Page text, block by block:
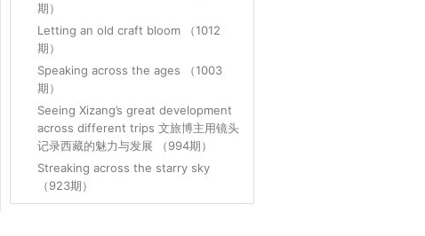
期）
Letting an old craft bloom （1012
期）
Speaking across the ages （1003
期）
Seeing Xizang’s great development
across different trips 文旅博主用镜头
记录西藏的魅力与发展 （994期）
Streaking across the starry sky
（923期）